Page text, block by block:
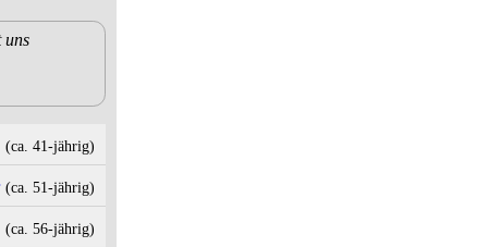
uns
(ca. 41‑jährig)
(ca. 51‑jährig)
(ca. 56‑jährig)